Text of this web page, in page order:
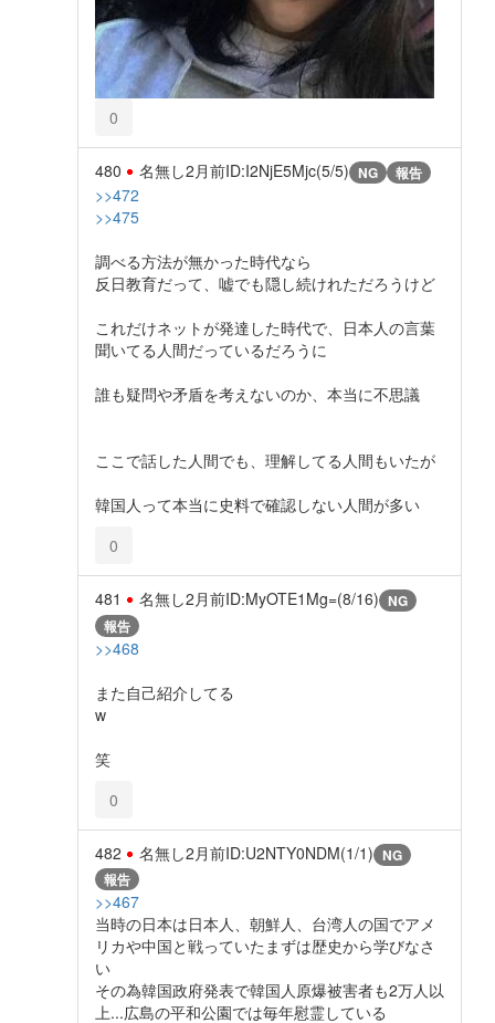
0
480 名無し2月前ID:I2NjE5Mjc(5/5) NG 報告
>>472
>>475
調べる方法が無かった時代なら
反日教育だって、嘘でも隠し続けれただろうけど
これだけネットが発達した時代で、日本人の言葉
聞いてる人間だっているだろうに
誰も疑問や矛盾を考えないのか、本当に不思議
ここで話した人間でも、理解してる人間もいたが
韓国人って本当に史料で確認しない人間が多い
0
481 名無し2月前ID:MyOTE1Mg=(8/16) NG
報告
>>468
また自己紹介してる
w
笑
0
482 名無し2月前ID:U2NTY0NDM(1/1) NG
報告
>>467
当時の日本は日本人、朝鮮人、台湾人の国でアメ
リカや中国と戦っていたまずは歴史から学びなさ
い
その為韓国政府発表で韓国人原爆被害者も2万人以
上...広島の平和公園では毎年慰霊している